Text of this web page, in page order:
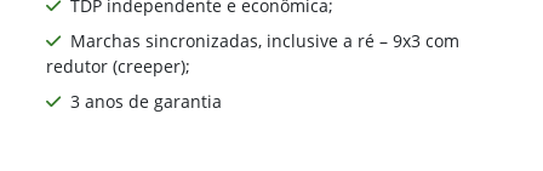
TDP independente e econômica;
Marchas sincronizadas, inclusive a ré – 9x3 com
redutor (creeper);
3 anos de garantia